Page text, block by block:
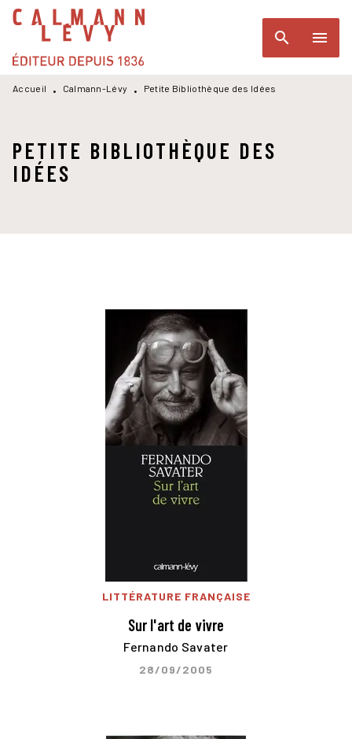
MENU RECHERCHE
PIED DE PAGE
search menu
Accueil • Calmann-Lévy • Petite Bibliothèque des Idées
PETITE BIBLIOTHÈQUE DES
IDÉES
LITTÉRATURE FRANÇAISE
Sur l'art de vivre
Fernando Savater
28/09/2005